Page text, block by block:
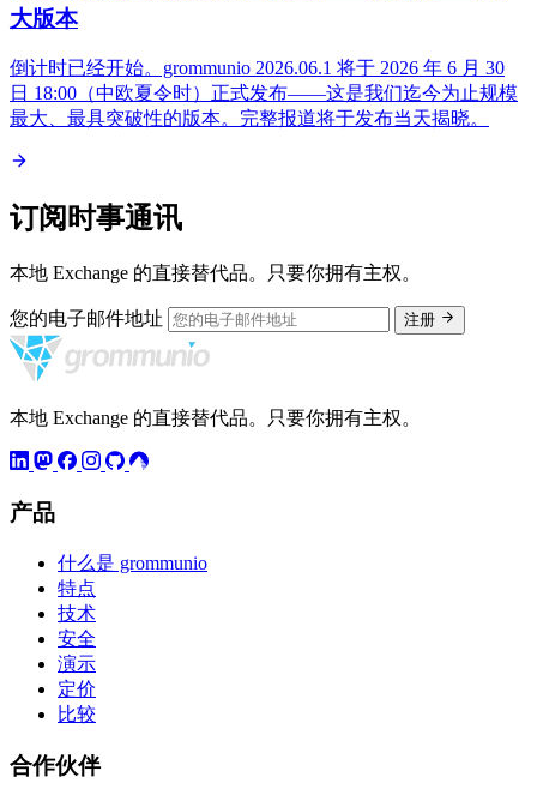
大版本
倒计时已经开始。grommunio 2026.06.1 将于 2026 年 6 月 30
日 18:00（中欧夏令时）正式发布——这是我们迄今为止规模
最大、最具突破性的版本。完整报道将于发布当天揭晓。
订阅时事通讯
本地 Exchange 的直接替代品。只要你拥有主权。
您的电子邮件地址 注册
本地 Exchange 的直接替代品。只要你拥有主权。
产品
什么是 grommunio
特点
技术
安全
演示
定价
比较
合作伙伴